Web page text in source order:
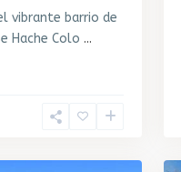
vibrante barrio de
Hache Colo ...